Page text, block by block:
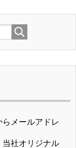
らメールアドレ
当社オリジナル